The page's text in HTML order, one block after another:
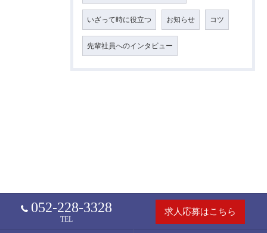
いざって時に役立つ お知らせ コツ
先輩社員へのインタビュー
052-228-3328
TEL
求人応募はこちら